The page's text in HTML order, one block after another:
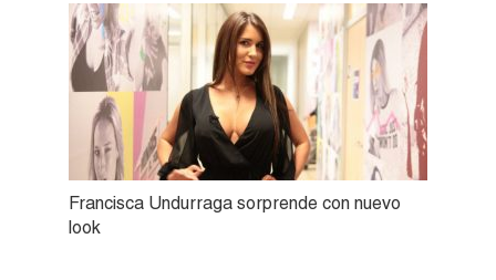
Francisca Undurraga sorprende con nuevo
look